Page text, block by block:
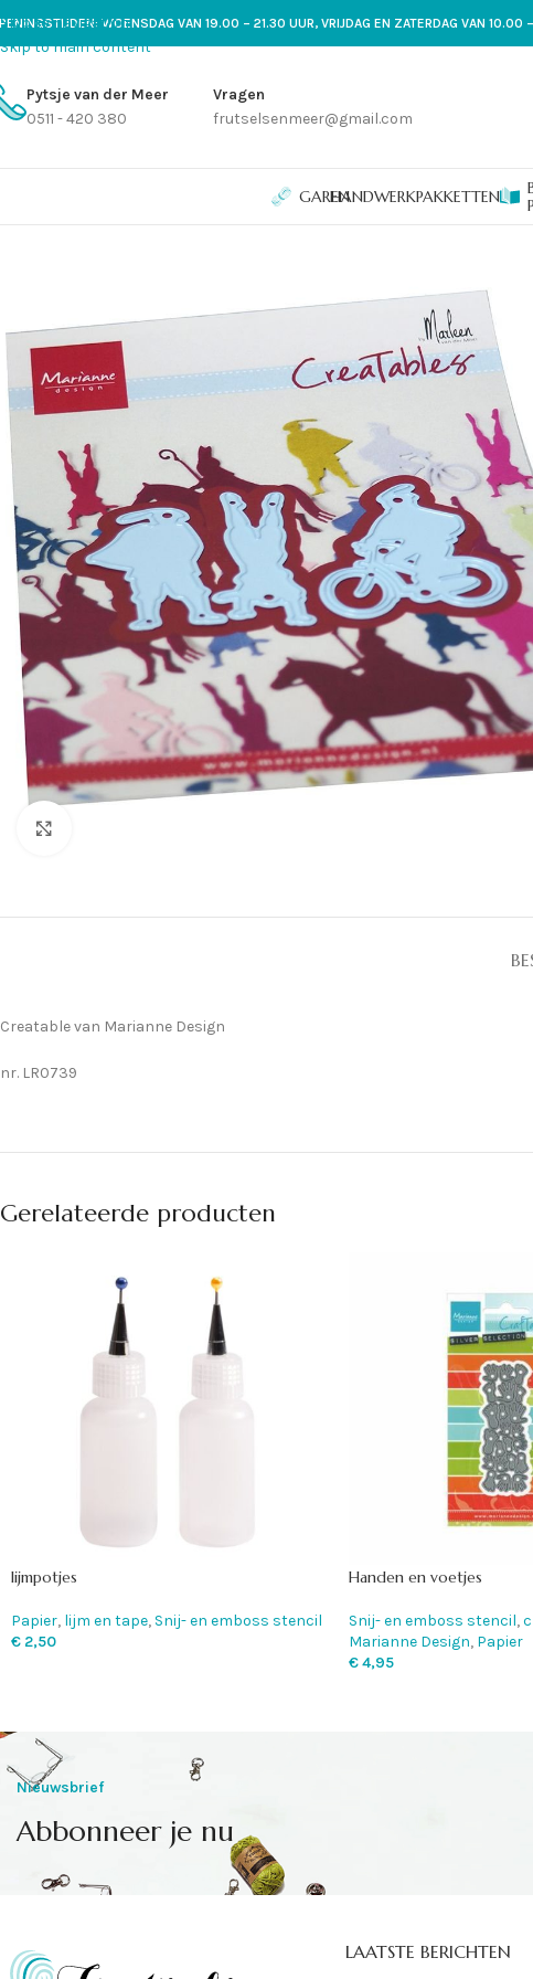
Skip to navigation
Skip to main content
WOENSDAG VAN 19.00 – 21.30 UUR, VRIJDAG EN ZATERDAG VAN 10.00
Pytsje van der Meer
0511 - 420 380
Vragen
frutselsenmeer@gmail.com
GARENHANDWERKPAKKETTEN
Creatable van Marianne Design
nr. LR0739
Gerelateerde producten
lijmpotjes
Papier, lijm en tape, Snij- en emboss stencil
€ 2,50
Handen en voetjes
Snij- en emboss stencil,
Marianne Design, Papier
€4,95
Nieuwsbrief
Abbonneer je nu
LAATSTE BERICHTEN